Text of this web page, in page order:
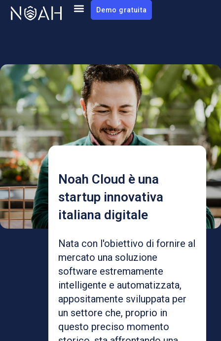
Demo gratuita
Noah Cloud è una
startup innovativa
italiana digitale
Nata con l'obiettivo di fornire al
mercato una soluzione
software estremamente
intelligente e automatizzata,
appositamente sviluppata per
un settore che, proprio in
questo preciso momento